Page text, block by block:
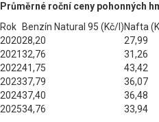
Průměrné roční ceny pohonných
Rok
Benzín Natural 95 (Kč/l)Nafta
202028,20
27,99
202132,76
31,26
202241,75
43,42
202337,79
36,07
202437,40
36,48
202534,76 33,94